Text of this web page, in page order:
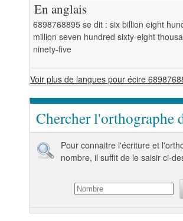
En anglais
6898768895 se dit : six billion eight
million seven hundred sixty-eight
ninety-five
Voir plus de langues pour écire
Chercher l'orthographe
Pour connaitre l'écriture et
nombre, il suffit de le saisir ci-